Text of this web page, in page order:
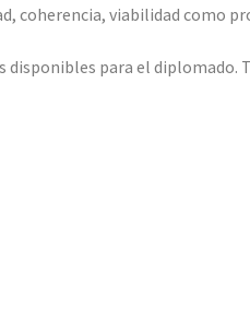
coherencia, viabilidad como
para el